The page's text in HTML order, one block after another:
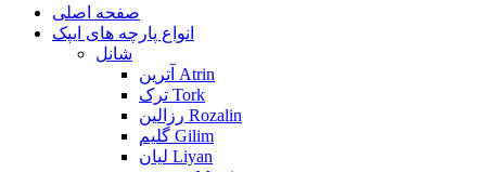
صفحه اصلی
انواع پارچه های ایپک
شانل
آترین Atrin
ترک Tork
رزالین Rozalin
گلیم Gilim
لیان Liyan